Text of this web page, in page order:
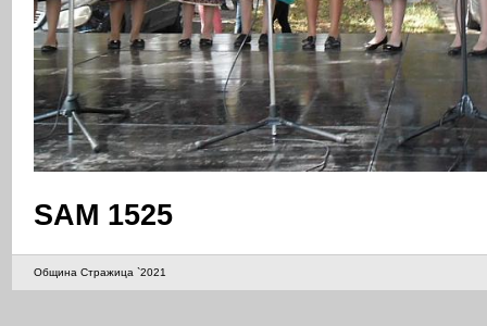
SAM 1525
Община Стражица `2021